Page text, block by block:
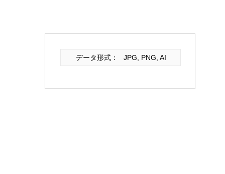
データ形式： JPG, PNG, AI